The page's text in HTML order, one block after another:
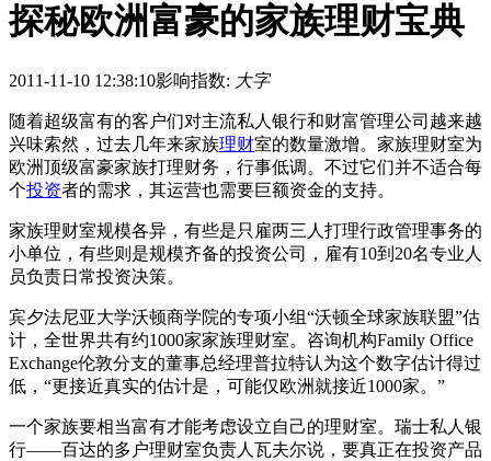
探秘欧洲富豪的家族理财宝典
2011-11-10 12:38:10影响指数: 大字
随着超级富有的客户们对主流私人银行和财富管理公司越来越
兴味索然，过去几年来家族理财室的数量激增。家族理财室为
欧洲顶级富豪家族打理财务，行事低调。不过它们并不适合每
个投资者的需求，其运营也需要巨额资金的支持。
家族理财室规模各异，有些是只雇两三人打理行政管理事务的
小单位，有些则是规模齐备的投资公司，雇有10到20名专业人
员负责日常投资决策。
宾夕法尼亚大学沃顿商学院的专项小组“沃顿全球家族联盟”估
计，全世界共有约1000家家族理财室。咨询机构Family Office
Exchange伦敦分支的董事总经理普拉特认为这个数字估计得过
低，“更接近真实的估计是，可能仅欧洲就接近1000家。”
一个家族要相当富有才能考虑设立自己的理财室。瑞士私人银
行——百达的多户理财室负责人瓦夫尔说，要真正在投资产品